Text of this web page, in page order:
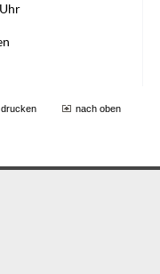
drucken nach oben